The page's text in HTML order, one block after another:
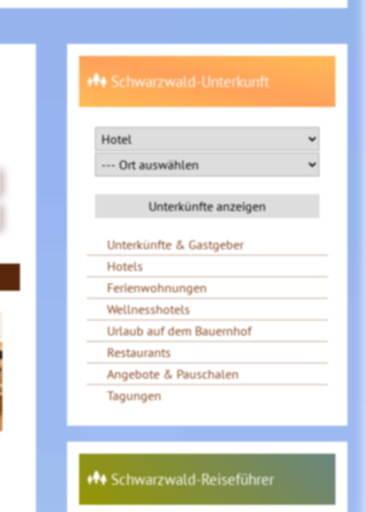
Schwarzwald-Unterkunft
Unterkünfte & Gastgeber
Hotels
Ferienwohnungen
Wellnesshotels
Urlaub auf dem Bauernhof
Restaurants
Angebote & Pauschalen
Tagungen
Schwarzwald-Reiseführer